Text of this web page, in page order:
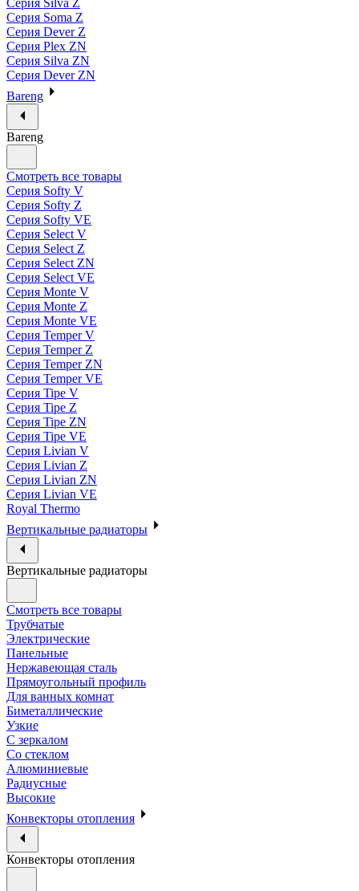
Серия Silva Z
Серия Soma Z
Серия Dever Z
Серия Plex ZN
Серия Silva ZN
Серия Dever ZN
Bareng
Bareng
Смотреть все товары
Серия Softy V
Серия Softy Z
Серия Softy VE
Серия Select V
Серия Select Z
Серия Select ZN
Серия Select VE
Серия Monte V
Серия Monte Z
Серия Monte VE
Серия Temper V
Серия Temper Z
Серия Temper ZN
Серия Temper VE
Серия Tipe V
Серия Tipe Z
Серия Tipe ZN
Серия Tipe VE
Серия Livian V
Серия Livian Z
Серия Livian ZN
Серия Livian VE
Royal Thermo
Вертикальные радиаторы
Вертикальные радиаторы
Смотреть все товары
Трубчатые
Электрические
Панельные
Нержавеющая сталь
Прямоугольный профиль
Для ванных комнат
Биметаллические
Узкие
С зеркалом
Со стеклом
Алюминиевые
Радиусные
Высокие
Конвекторы отопления
Конвекторы отопления